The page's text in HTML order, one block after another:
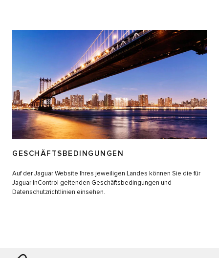
GESCHÄFTSBEDINGUNGEN
Auf der Jaguar Website Ihres jeweiligen Landes können Sie die für
Jaguar InControl geltenden Geschäftsbedingungen und
Datenschutzrichtlinien einsehen.